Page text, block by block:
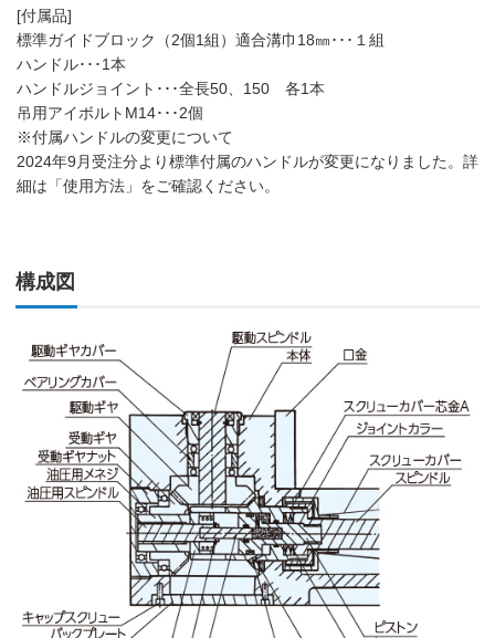
[付属品]
標準ガイドブロック（2個1組）適合溝巾18㎜･･･１組
ハンドル･･･1本
ハンドルジョイント･･･全長50、150 各1本
吊用アイボルトM14･･･2個
※付属ハンドルの変更について
2024年9月受注分より標準付属のハンドルが変更になりました。詳
細は「使用方法」をご確認ください。
構成図